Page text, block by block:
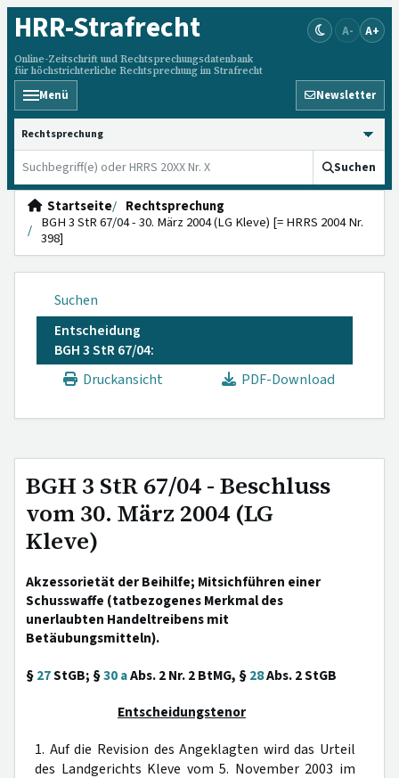
HRR-Strafrecht
Online-Zeitschrift und Rechtsprechungsdatenbank
für höchstrichterliche Rechtsprechung im Strafrecht
A- A+
Menü Newsletter
HRRS durchsuchen
Suchen
Startseite
Rechtsprechung
BGH 3 StR 67/04 - 30. März 2004 (LG Kleve) [= HRRS 2004 Nr.
398]
Suchen
Entscheidung
BGH 3 StR 67/04:
Druckansicht
PDF-Download
BGH 3 StR 67/04 - Beschluss
vom 30. März 2004 (LG
Kleve)
Akzessorietät der Beihilfe; Mitsichführen einer
Schusswaffe (tatbezogenes Merkmal des
unerlaubten Handeltreibens mit
Betäubungsmitteln).
§27StGB; §30 aAbs. 2 Nr. 2 BtMG, §28Abs. 2 StGB
Entscheidungstenor
1. Auf die Revision des Angeklagten wird das Urteil
des Landgerichts Kleve vom 5. November 2003 im